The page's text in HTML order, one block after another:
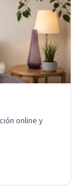
online y